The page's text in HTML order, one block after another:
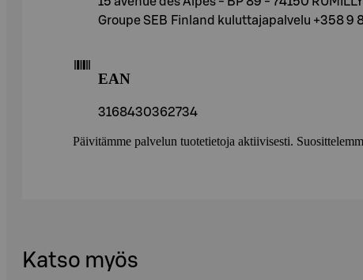
Groupe SEB Finland kuluttajapalvelu +358 9
EAN
3168430362734
Päivitämme palvelun tuotetietoja aktiivisesti.
Katso myös